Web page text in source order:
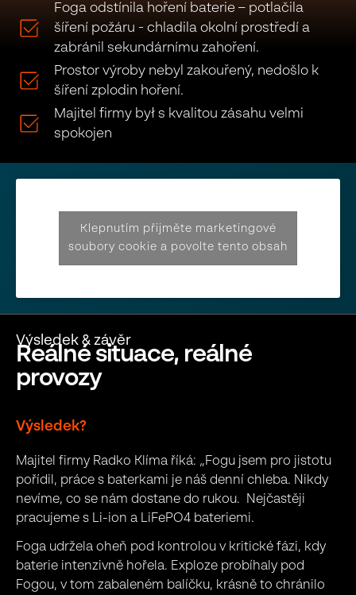
Foga odstínila hoření baterie – potlačila
šíření požáru - chladila okolní prostředí a
zabránil sekundárnímu zahoření.
Prostor výroby nebyl zakouřený, nedošlo k
šíření zplodin hoření.
Majitel firmy był s kvalitou zásahu velmi
spokojen
Klepnutím přijměte marketingové
soubory cookie a povolte tento obsah
Výsledek & závěr
Reál né situace, reál né
provozy
Výsledek?
Majitel firmy Radko Klíma říká: „Fogu jsem pro jistotu
pořídil, práce s baterkami je náš denní chleba. Nikdy
nevíme, co se nám dostane do rukou. Nejčastěji
pracujeme s Li-ion a LiFePO4 bateriemi.
Foga udržela oheň pod kontrolou v kritické fázi, kdy
baterie intenzivně hořela. Exploze probíhaly pod
Fogou, v tom zabaleném balíčku, krásně to chránilo